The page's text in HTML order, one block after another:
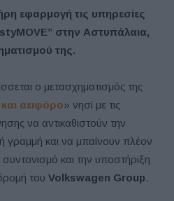
εφαρμογή τις υπηρεσίες
” στην Αστυπάλαια,
της.
ο μετασχηματισμός της
αειφόρο» νησί με τις
να αντικαθιστούν την
γραμμή και να μπαίνουν πλέον
και την υποστήριξη
του Volkswagen Group.